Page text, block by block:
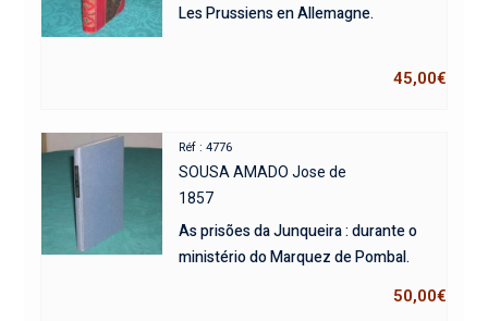
Les Prussiens en Allemagne.
45,00€
Réf : 4776
SOUSA AMADO Jose de
1857
As prisões da Junqueira : durante o
ministério do Marquez de Pombal.
50,00€